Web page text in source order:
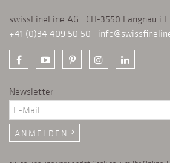
swissFineLine AG CH-3550 Langnau i.E.
+41 (0)34 409 50 50
Newsletter
ANMELDEN chevron_right